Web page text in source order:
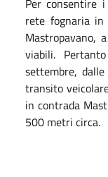
rete fognaria
Mastropavano,
viabili.
settembre,
transito
in contrada
500 metri circa.